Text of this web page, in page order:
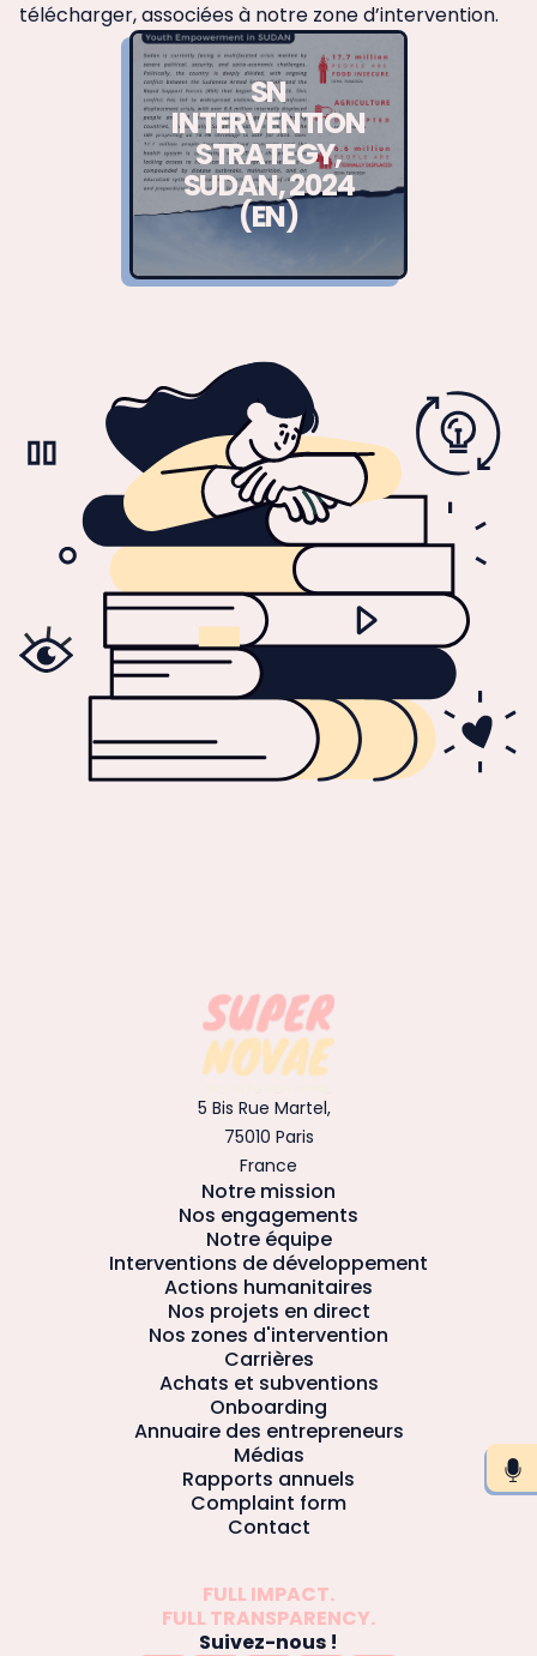
télécharger, associées à notre zone d’intervention.
SN
INTERVENTION
STRATEGY,
SUDAN, 2024
(EN)
FULL IMPACT.
FULL TRANSPARENCY.
Suivez-nous !
5 Bis Rue Martel,
75010 Paris
France
Notre mission
Nos engagements
Notre équipe
Interventions de développement
Actions humanitaires
Nos projets en direct
Nos zones d'intervention
Carrières
Achats et subventions
Onboarding
Annuaire des entrepreneurs
Médias
Rapports annuels
Complaint form
Contact